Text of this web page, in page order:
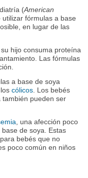
(American
utilizar fórmulas a base
en lugar de las
hijo consuma proteína
Las fórmulas
a base de soya
loscólicos . Los bebés
también pueden ser
, una afección poco
de soya. Estas
bebés que no
poco común en niños